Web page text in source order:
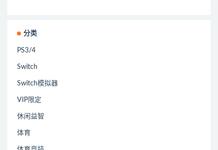
分类
PS3/4
Switch
Switch模拟器
VIP限定
休闲益智
体育